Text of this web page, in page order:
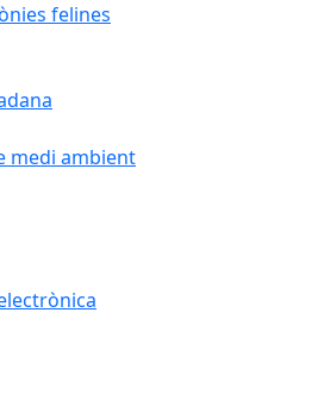
felines
medi ambient